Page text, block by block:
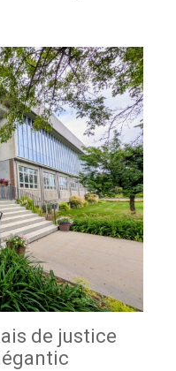
de justice